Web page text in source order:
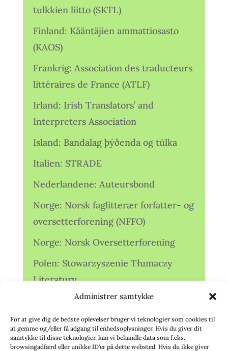
Administrer samtykke
For at give dig de bedste oplevelser bruger vi teknologier som cookies til
at gemme og/eller få adgang til enhedsoplysninger. Hvis du giver dit
samtykke til disse teknologier, kan vi behandle data som f.eks.
browsingadfærd eller unikke ID'er på dette websted. Hvis du ikke giver
tulkkien liitto (SKTL)
Finland: Kääntäjien ammattiosasto
(KAOS)
Frankrig: Association des traducteurs
littéraires de France (ATLF)
Irland: Irish Translators’ and
Interpreters Association
Island: Bandalag þýðenda og túlka
Italien: STRADE
Nederlandene: Auteursbond
Norge: Norsk faglitterær forfatter- og
oversetterforening (NFFO)
Norge: Norsk Oversetterforening
Polen: Stowarzyszenie Tłumaczy
Literatury
Storbritannien: Translators
Association (TA)
Sverige: Översättarsektionen (Ö.)